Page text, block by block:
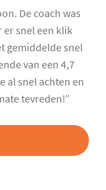
De coach was
snel een klik
gemiddelde snel
van een 4,7
al snel achten en
tevreden!”